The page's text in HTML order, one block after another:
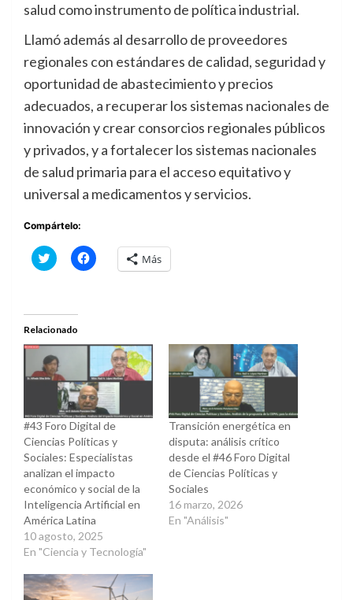
salud como instrumento de política industrial.
Llamó además al desarrollo de proveedores
regionales con estándares de calidad, seguridad y
oportunidad de abastecimiento y precios
adecuados, a recuperar los sistemas nacionales de
innovación y crear consorcios regionales públicos
y privados, y a fortalecer los sistemas nacionales
de salud primaria para el acceso equitativo y
universal a medicamentos y servicios.
Compártelo:
Haz
clic
(Se
abre
en
una
ventana
nueva)
Haz
clic
una
ventana
nueva)
Más
Relacionado
#43 Foro Digital de
Ciencias Políticas y
Sociales: Especialistas
analizan el impacto
económico y social de la
Inteligencia Artificial en
América Latina
10 agosto, 2025
En "Ciencia y Tecnología"
Transición energética en
disputa: análisis crítico
desde el #46 Foro Digital
de Ciencias Políticas y
Sociales
16 marzo, 2026
En "Análisis"